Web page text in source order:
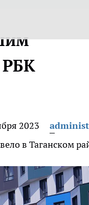
РБК
2023
в Таганском